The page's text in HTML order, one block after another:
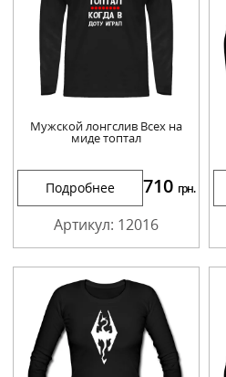
Мужской лонгслив Всех на
миде топтал
Подробнее 710 грн.
Артикул: 12016